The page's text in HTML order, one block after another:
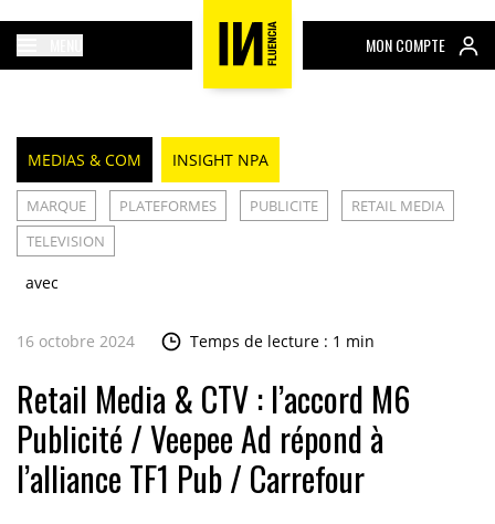
MON COMPTE
MEDIAS & COM INSIGHT NPA
MARQUE PLATEFORMES PUBLICITE
RETAIL MEDIA
TELEVISION
avec
16 octobre 2024 Temps de lecture : 1 min
Retail Media & CTV : l’accord M6
Publicité / Veepee Ad répond à
l’alliance TF1 Pub / Carrefour